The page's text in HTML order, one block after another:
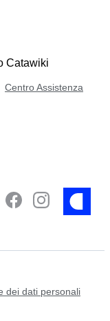
Catawiki
Centro Assistenza
dei dati personali